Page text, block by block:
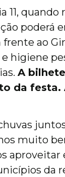
11,
poderá
ao
higiene
A
da festa.
muito
aproveitar
da